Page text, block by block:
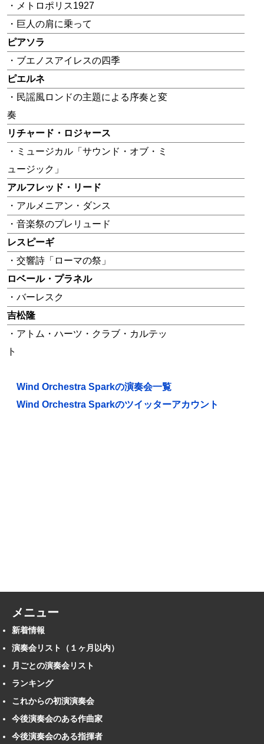
・メトロポリス1927
・巨人の肩に乗って
ピアソラ
・ブエノスアイレスの四季
ピエルネ
・民謡風ロンドの主題による序奏と変
奏
リチャード・ロジャース
・ミュージカル「サウンド・オブ・ミ
ュージック」
アルフレッド・リード
・アルメニアン・ダンス
・音楽祭のプレリュード
レスピーギ
・交響詩「ローマの祭」
ロベール・プラネル
・バーレスク
吉松隆
・アトム・ハーツ・クラブ・カルテッ
ト
Wind Orchestra Sparkの演奏会一覧
Wind Orchestra Sparkのツイッターアカウント
メニュー
新着情報
演奏会リスト（１ヶ月以内）
月ごとの演奏会リスト
ランキング
これからの初演演奏会
今後演奏会のある作曲家
今後演奏会のある指揮者